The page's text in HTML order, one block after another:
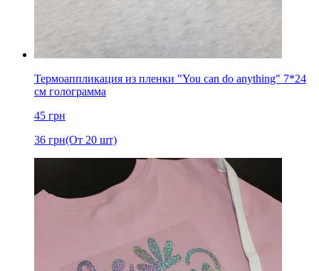
Термоаппликация из пленки "You can do anything" 7*24
см голограмма
45 грн
36 грн(От 20 шт)